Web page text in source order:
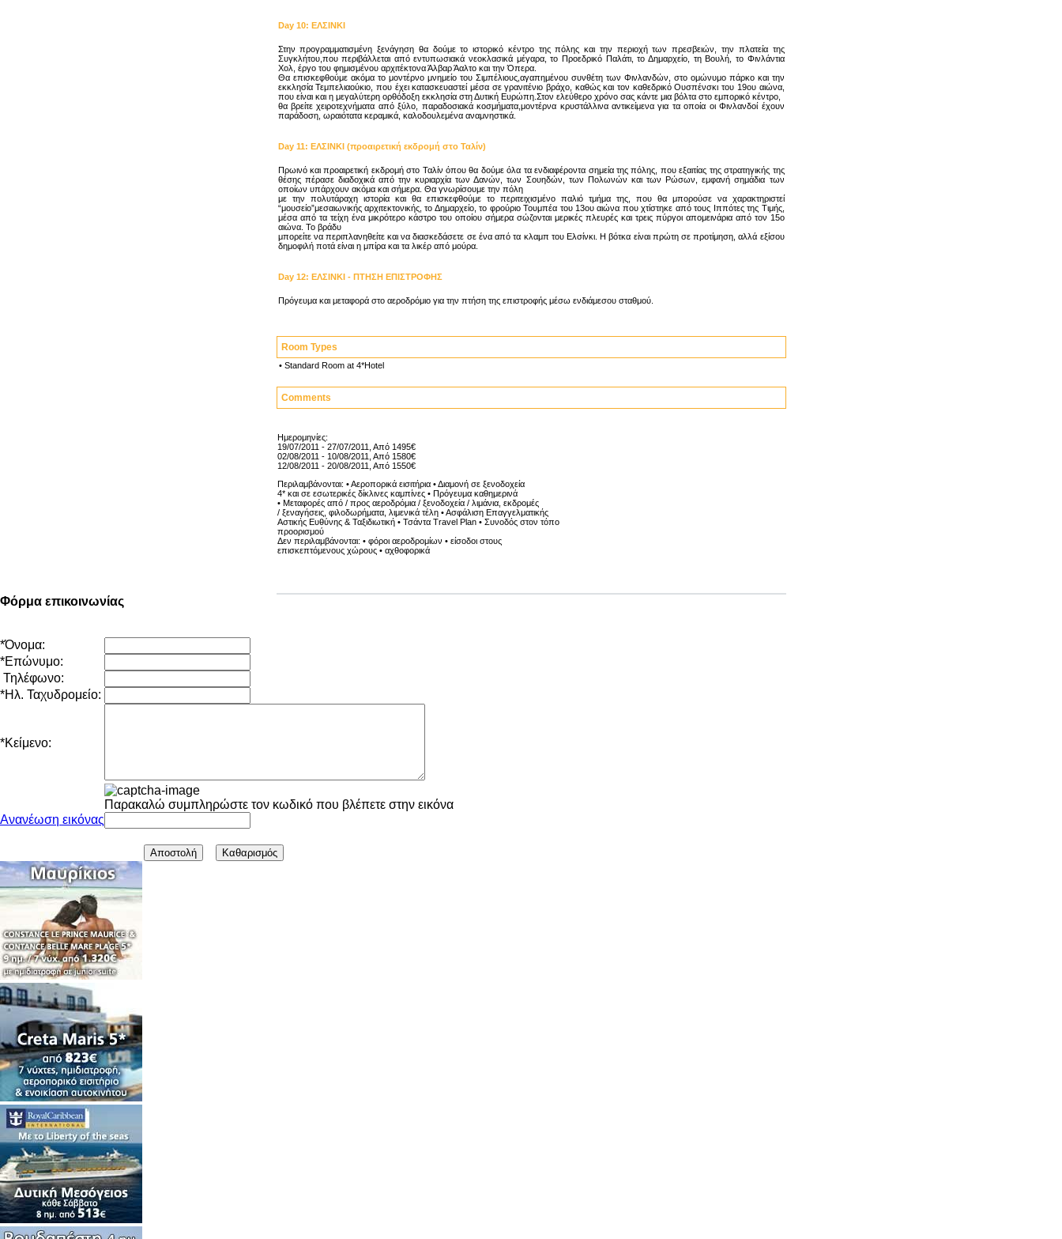
Day 10: ΕΛΣΙΝΚΙ
Στην προγραμματισμένη ξενάγηση θα δούμε το ιστορικό κέντρο της πόλης και την περιοχή των πρεσβειών, την πλατεία της
Συγκλήτου,που περιβάλλεται από εντυπωσιακά νεοκλασικά μέγαρα, το Προεδρικό Παλάτι, το Δημαρχείο, τη Βουλή, το Φινλάντια
Χολ, έργο του φημισμένου αρχιτέκτονα Άλβαρ Άαλτο και την Όπερα.
Θα επισκεφθούμε ακόμα το μοντέρνο μνημείο του Σιμπέλιους,αγαπημένου συνθέτη των Φινλανδών, στο ομώνυμο πάρκο και την
εκκλησία Τεμπελιαούκιο, που έχει κατασκευαστεί μέσα σε γρανιτένιο βράχο, καθώς και τον καθεδρικό Ουσπένσκι του 19ου αιώνα,
που είναι και η μεγαλύτερη ορθόδοξη εκκλησία στη Δυτική Ευρώπη.Στον ελεύθερο χρόνο σας κάντε μια βόλτα στο εμπορικό κέντρο,
θα βρείτε χειροτεχνήματα από ξύλο, παραδοσιακά κοσμήματα,μοντέρνα κρυστάλλινα αντικείμενα για τα οποία οι Φινλανδοί έχουν
παράδοση, ωραιότατα κεραμικά, καλοδουλεμένα αναμνηστικά.
Day 11: ΕΛΣΙΝΚΙ (προαιρετική εκδρομή στο Ταλίν)
Πρωινό και προαιρετική εκδρομή στο Ταλίν όπου θα δούμε όλα τα ενδιαφέροντα σημεία της πόλης, που εξαιτίας της στρατηγικής της
θέσης πέρασε διαδοχικά από την κυριαρχία των Δανών, των Σουηδών, των Πολωνών και των Ρώσων, εμφανή σημάδια των
οποίων υπάρχουν ακόμα και σήμερα. Θα γνωρίσουμε την πόλη
με την πολυτάραχη ιστορία και θα επισκεφθούμε το περιτειχισμένο παλιό τμήμα της, που θα μπορούσε να χαρακτηριστεί
“μουσείο”μεσαιωνικής αρχιτεκτονικής, το Δημαρχείο, το φρούριο Τουμπέα του 13ου αιώνα που χτίστηκε από τους Ιππότες της Τιμής,
μέσα από τα τείχη ένα μικρότερο κάστρο του οποίου σήμερα σώζονται μερικές πλευρές και τρεις πύργοι απομεινάρια από τον 15ο
αιώνα. Το βράδυ
μπορείτε να περιπλανηθείτε και να διασκεδάσετε σε ένα από τα κλαμπ του Ελσίνκι. Η βότκα είναι πρώτη σε προτίμηση, αλλά εξίσου
δημοφιλή ποτά είναι η μπίρα και τα λικέρ από μούρα.
Day 12: ΕΛΣΙΝΚΙ - ΠΤΗΣΗ ΕΠΙΣΤΡΟΦΗΣ
Πρόγευμα και μεταφορά στο αεροδρόμιο για την πτήση της επιστροφής μέσω ενδιάμεσου σταθμού.
Room Types
• Standard Room at 4*Hotel
Comments
Ημερομηνίες:
19/07/2011 - 27/07/2011, Από 1495€
02/08/2011 - 10/08/2011, Από 1580€
12/08/2011 - 20/08/2011, Από 1550€
Περιλαμβάνονται: • Αεροπορικά εισιτήρια • Διαμονή σε ξενοδοχεία
4* και σε εσωτερικές δίκλινες καμπίνες • Πρόγευμα καθημερινά
• Μεταφορές από / προς αεροδρόμια / ξενοδοχεία / λιμάνια, εκδρομές
/ ξεναγήσεις, φιλοδωρήματα, λιμενικά τέλη • Ασφάλιση Επαγγελματικής
Αστικής Ευθύνης & Ταξιδιωτική • Τσάντα Travel Plan • Συνοδός στον τόπο
προορισμού
Δεν περιλαμβάνονται: • φόροι αεροδρομίων • είσοδοι στους
επισκεπτόμενους χώρους • αχθοφορικά
Φόρμα επικοινωνίας
*Όνομα:
*Επώνυμο:
Τηλέφωνο:
*Ηλ. Ταχυδρομείο:
*Κείμενο:
Παρακαλώ συμπληρώστε τον κωδικό που βλέπετε στην εικόνα
Ανανέωση εικόνας
Αποστολή Καθαρισμός